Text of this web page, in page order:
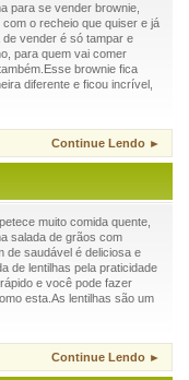
para se vender brownie,
o recheio que quiser e já
vender é só tampar e
para quem vai comer
brownie fica
diferente e ficou incrível,
Continue Lendo ►
muito comida quente,
salada de grãos com
de saudável é deliciosa e
de lentilhas pela praticidade
e você pode fazer
esta.As lentilhas são um
Continue Lendo ►